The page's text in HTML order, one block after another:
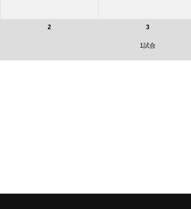
2 3
1試合